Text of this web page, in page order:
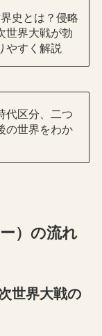
史とは？侵略
世界大戦が勃
やすく解説
代区分、二つ
の世界をわか
）の流れ
世界大戦の